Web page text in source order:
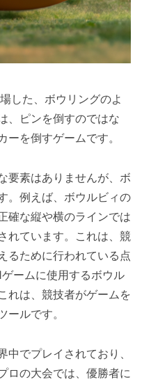
した、ボウリングのよ
、ピンを倒すのではな
ーを倒すゲームです。
要素はありませんが、ボ
。例えば、ボウルビィの
確な縦や横のラインでは
れています。これは、競
るために行われている点
ームに使用するボウル
れは、競技者がゲームを
ルです。
でプレイされており、
ロの大会では、優勝者に